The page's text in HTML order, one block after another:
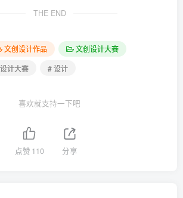
THE END
文创设计作品
文创设计大赛
计大赛 # 设计
喜欢就支持一下吧
点赞 110 分享